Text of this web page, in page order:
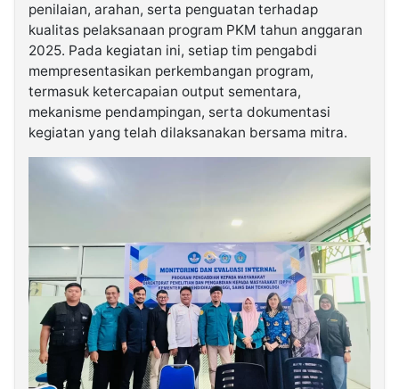
penilaian, arahan, serta penguatan terhadap
kualitas pelaksanaan program PKM tahun anggaran
2025. Pada kegiatan ini, setiap tim pengabdi
mempresentasikan perkembangan program,
termasuk ketercapaian output sementara,
mekanisme pendampingan, serta dokumentasi
kegiatan yang telah dilaksanakan bersama mitra.